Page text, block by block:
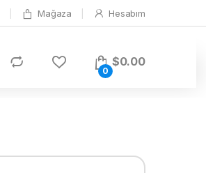
Mağaza Hesabım
0
$0.00